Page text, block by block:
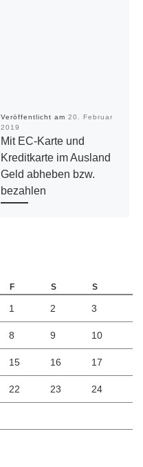
Veröffentlicht am 20. Februar
2019
Mit EC-Karte und
Kreditkarte im Ausland
Geld abheben bzw.
bezahlen
F S S
1 2 3
8 9 10
15 16 17
22 23 24